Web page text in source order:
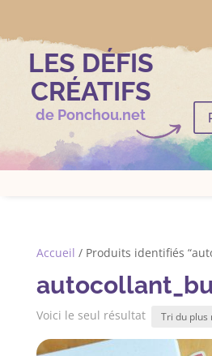
LES DÉFIS
CRÉATIFS
de Ponchou.net
Accueil / Produits identifiés
Voici le seul résultat